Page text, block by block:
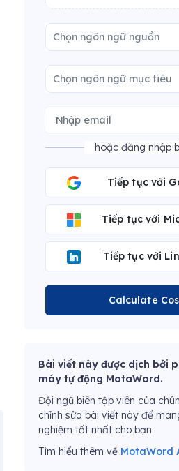
Chọn ngôn ngữ nguồn
Chọn ngôn ngữ mục tiêu
hoặc đăng nhập
Tiếp tục với
Tiếp tục với
Tiếp tục với
Calculate
Bài viết này được dịch bởi
máy tự động MotaWord.
Đội ngũ biên tập viên của
chỉnh sửa bài viết này để
nghiệm tốt nhất cho bạn.
Tìm hiểu thêm về MotaWord